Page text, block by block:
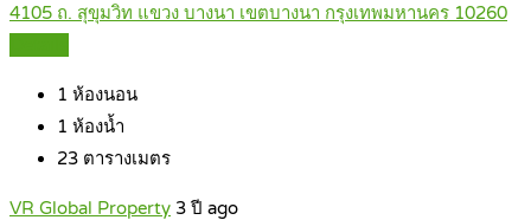
4105 ถ. สุขุมวิท แขวง บางนา เขตบางนา กรุงเทพมหานคร 10260
1 ห้องนอน
1 ห้องน้ำ
23 ตารางเมตร
VR Global Property 3 ปี ago